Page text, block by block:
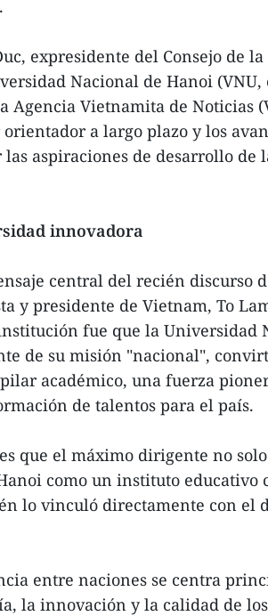
expresidente del Consejo de
Nacional de Hanoi (VNU,
Agencia Vietnamita de Noticias
a largo plazo y los
aspiraciones de desarrollo de
innovadora
central del recién discurso
y presidente de Vietnam, To
fue que la Universidad
de su misión "nacional",
académico, una fuerza
de talentos para el país.
que el máximo dirigente no
como un instituto educativo
lo vinculó directamente con el
entre naciones se centra
la innovación y la calidad de